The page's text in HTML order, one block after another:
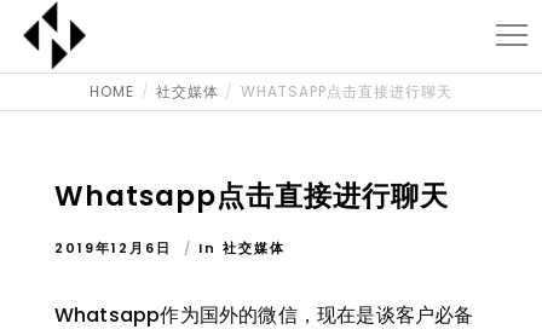
HOME 社交媒体 WHATSAPP点击直接进行聊天
Whatsapp点击直接进行聊天
2019年12月6日 In 社交媒体
Whatsapp作为国外的微信，现在是谈客户必备